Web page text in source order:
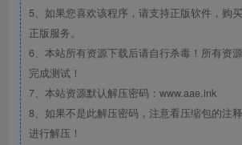
5、如果您喜欢该程序，请支持正版软件，购
正版服务。
6、本站所有资源下载后请自行杀毒！所有资
完成测试！
7、本站资源默认解压密码：www.aae.ink
8、如果不是此解压密码，注意看压缩包的注
进行解压！